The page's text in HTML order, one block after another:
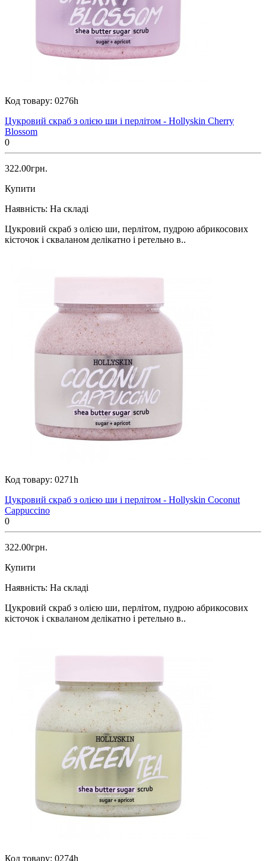
Код товару: 0276h
Цукровий скраб з олією ши і перлітом - Hollyskin Cherry
Blossom
0
322.00грн.
Купити
Наявність: На складі
Цукровий скраб з олією ши, перлітом, пудрою абрикосових
кісточок і скваланом делікатно і ретельно в..
Код товару: 0271h
Цукровий скраб з олією ши і перлітом - Hollyskin Coconut
Cappuccino
0
322.00грн.
Купити
Наявність: На складі
Цукровий скраб з олією ши, перлітом, пудрою абрикосових
кісточок і скваланом делікатно і ретельно в..
Код товару: 0274h